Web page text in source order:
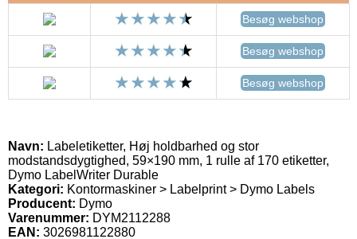
Besøg webshop
Besøg webshop
Besøg webshop
Navn: Labeletiketter, Høj holdbarhed og stor
modstandsdygtighed, 59×190 mm, 1 rulle af 170 etiketter,
Dymo LabelWriter Durable
Kategori: Kontormaskiner > Labelprint > Dymo Labels
Producent: Dymo
Varenummer: DYM2112288
EAN: 3026981122880